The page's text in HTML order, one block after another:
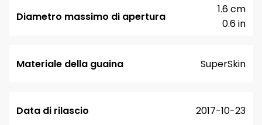
Diametro massimo di apertura
0.6 in
1.6 cm
Materiale della guaina SuperSkin
Data di rilascio 2017-10-23